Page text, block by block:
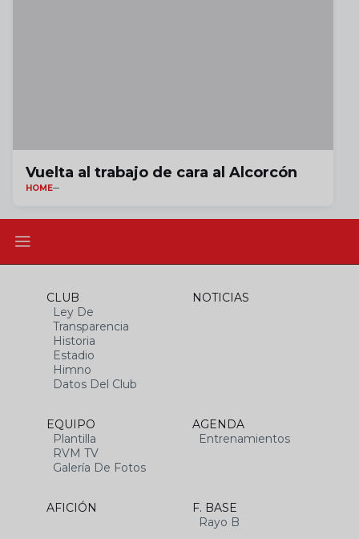
Vuelta al trabajo de cara al Alcorcón
HOME
CLUB
Ley De
Transparencia
Historia
Estadio
Himno
Datos Del Club
NOTICIAS
EQUIPO
Plantilla
RVM TV
Galería De Fotos
AGENDA
Entrenamientos
AFICIÓN
F. BASE
Rayo B